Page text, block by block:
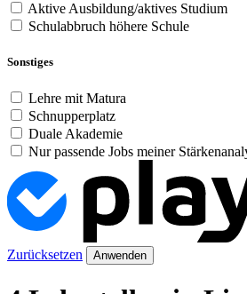
Aktive Ausbildung/aktives Studium
Schulabbruch höhere Schule
Sonstiges
Lehre mit Matura
Schnupperplatz
Duale Akademie
Nur passende Jobs meiner
Zurücksetzen Anwenden